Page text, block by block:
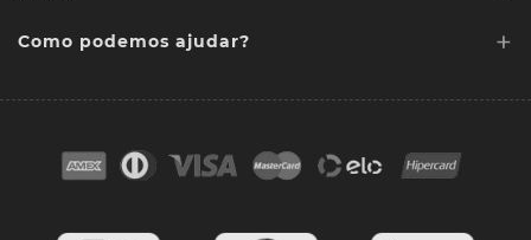
Lentes Sob media
Quem somos
Blog
Como podemos ajudar? +
Cores das lentes